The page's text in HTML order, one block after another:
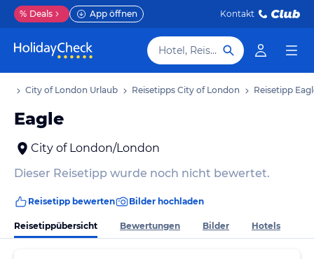
% Deals App öffnen Kontakt
Hotel, Reiseziel
City of London Urlaub Reisetipps City of London Reisetipp
Eagle
City of London/London
Dieser Reisetipp wurde noch nicht bewertet.
Reisetipp bewerten Bilder hochladen
Reisetippübersicht Bewertungen Bilder Hotels